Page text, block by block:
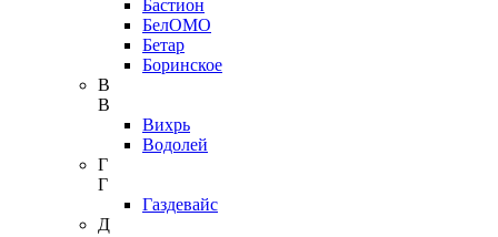
Бастион
БелОМО
Бетар
Боринское
В
В
Вихрь
Водолей
Г
Г
Газдевайс
Д